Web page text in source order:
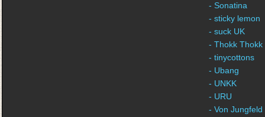
- Sonatina
- sticky lemon
- suck UK
- Thokk Thokk
- tinycottons
- Ubang
- UNKK
- URU
- Von Jungfeld